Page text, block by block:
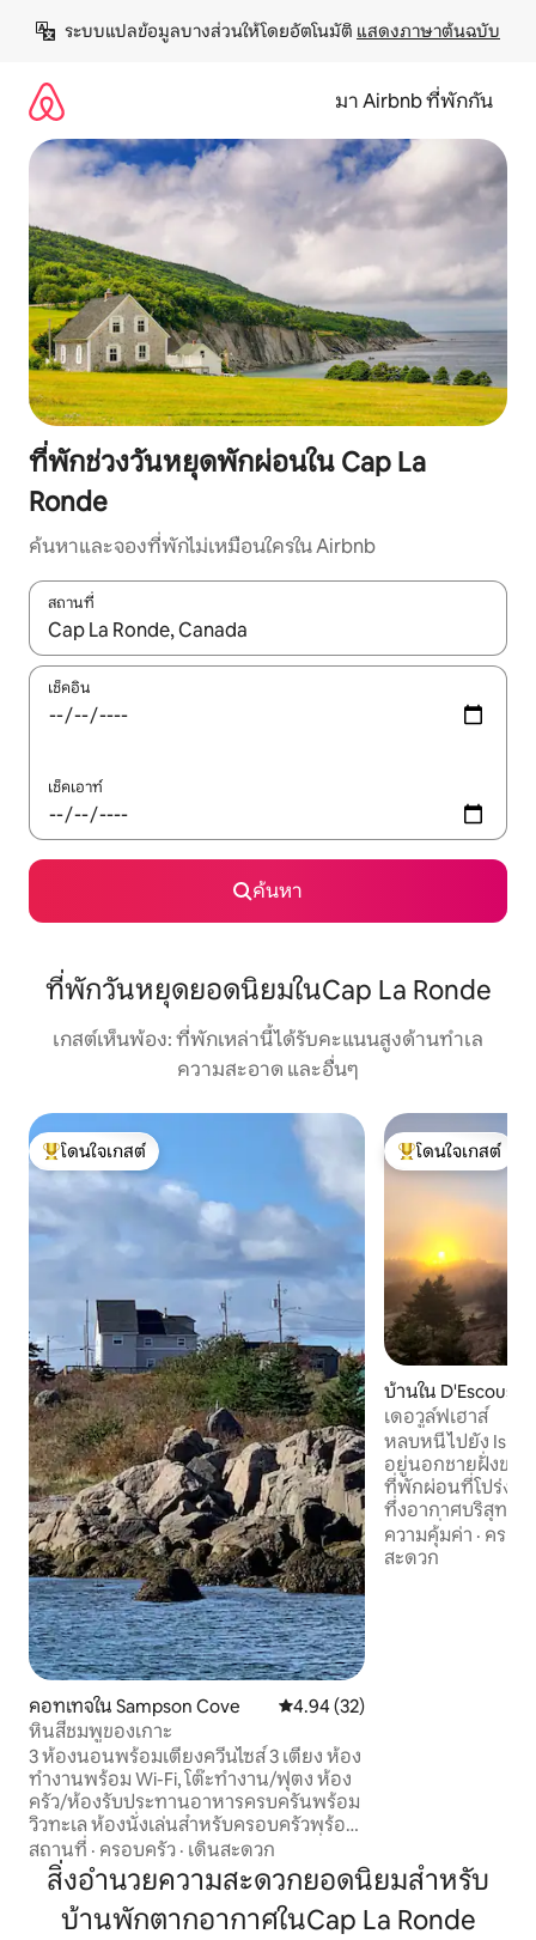
เนื้อหา
ระบบแปลข้อมูลบางส่วนให้โดยอัตโนมัติ แสดงภาษาต้นฉบับ
มา Airbnb ที่พักกัน
ที่พักช่วงวันหยุดพักผ่อนใน Cap La
Ronde
ค้นหาและจองที่พักไม่เหมือนใครใน Airbnb
สถานที่
ใช้ลูกศรขึ้นลง หรือใช้การสัมผัสหรือปัด เพื่อสำรวจผลการค้นหา
เช็คอิน
เช็คเอาท์
ค้นหา
ที่พักวันหยุดยอดนิยมในCap La Ronde
เกสต์เห็นพ้อง: ที่พักเหล่านี้ได้รับคะแนนสูงด้านทำเล
ความสะอาด และอื่นๆ
โดนใจเกสต์ที่สุด
โดนใจเกสต์
คอทเทจใน Sampson Cove คะแนนเฉลี่ย 4.94 จาก 5, 32 รีวิว
4.94 (32)
หินสีชมพูของเกาะ
3 ห้องนอนพร้อมเตียงควีนไซส์ 3 เตียง ห้อง
ทำงานพร้อม Wi-Fi, โต๊ะทำงาน/ฟุตง ห้อง
ครัว/ห้องรับประทานอาหารครบครันพร้อม
วิวทะเล ห้องนั่งเล่นสำหรับครอบครัวพร้อม
โซฟาแบบดึงออก ห้องซักรีดพร้อมเครื่อง
ล้างจาน ห้องน้ำ 1.5 ห้องขึ้นไปพร้อม
อ่างอาบน้ำ/ฝักบัวอาบน้ำ ลานระเบียงพร้อม
เฟอร์นิเจอร์/บาร์บีคิว พื้นที่ก่อกองไฟบน
สถานที่ · ครอบครัว · เดินสะดวก
โดนใจเกสต์ที่สุด
โดนใจเกสต์
บ้านใน D'Escousse
เดอวูล์ฟเฮาส์
หลบหนีไปยัง Isle
อยู่นอกชายฝั่งของ
ที่พักผ่อนที่โปร่งสบ
ทึ่งอากาศบริสุทธิ์ข
ผสานที่สมบูรณ์แบ
การผจญภัย เยี่ยม
ความคุ้มค่า · ครอบ
สะดวก
สิ่งอำนวยความสะดวกยอดนิยมสำหรับ
บ้านพักตากอากาศในCap La Ronde